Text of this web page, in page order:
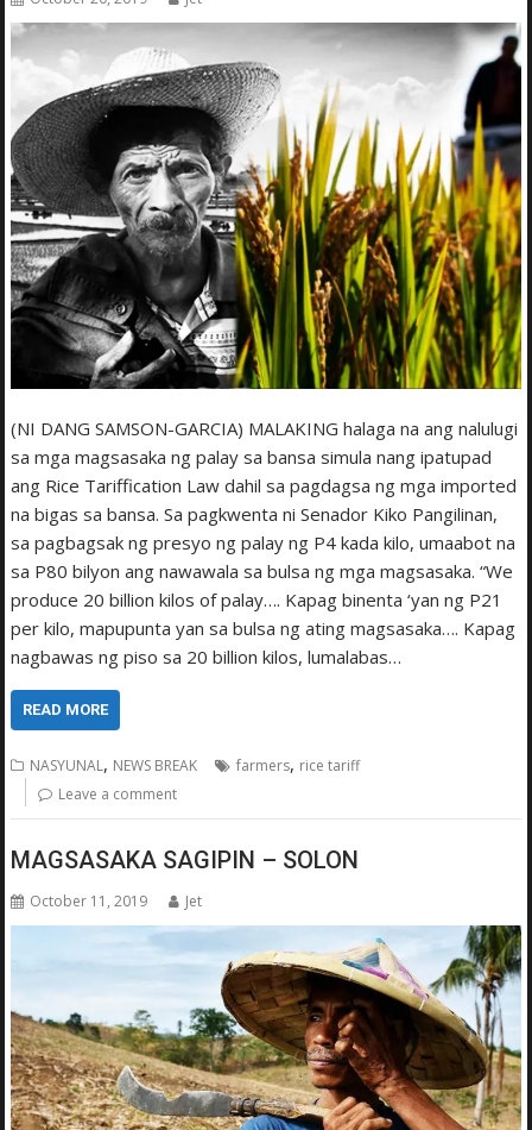
(NI DANG SAMSON-GARCIA) MALAKING halaga na ang nalulugi
sa mga magsasaka ng palay sa bansa simula nang ipatupad
ang Rice Tariffication Law dahil sa pagdagsa ng mga imported
na bigas sa bansa. Sa pagkwenta ni Senador Kiko Pangilinan,
sa pagbagsak ng presyo ng palay ng P4 kada kilo, umaabot na
sa P80 bilyon ang nawawala sa bulsa ng mga magsasaka. “We
produce 20 billion kilos of palay…. Kapag binenta ‘yan ng P21
per kilo, mapupunta yan sa bulsa ng ating magsasaka…. Kapag
nagbawas ng piso sa 20 billion kilos, lumalabas…
READ MORE
NASYUNAL, NEWS BREAK farmers, rice tariff
Leave a comment
MAGSASAKA SAGIPIN – SOLON
October 11, 2019 Jet